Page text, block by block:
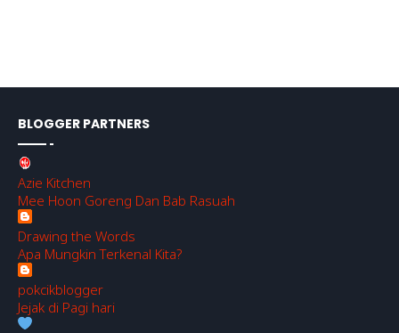
BLOGGER PARTNERS
Azie Kitchen
Mee Hoon Goreng Dan Bab Rasuah
Drawing the Words
Apa Mungkin Terkenal Kita?
pokcikblogger
Jejak di Pagi hari